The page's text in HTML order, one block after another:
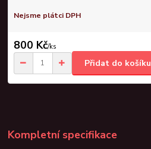
Nejsme plátci DPH
800 Kč/ks
Přidat do košíku
Kompletní specifikace